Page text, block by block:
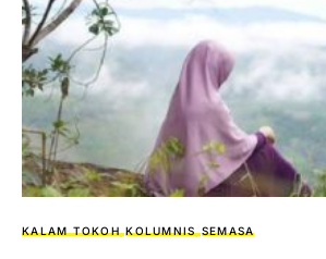
KALAM TOKOH KOLUMNIS SEMASA